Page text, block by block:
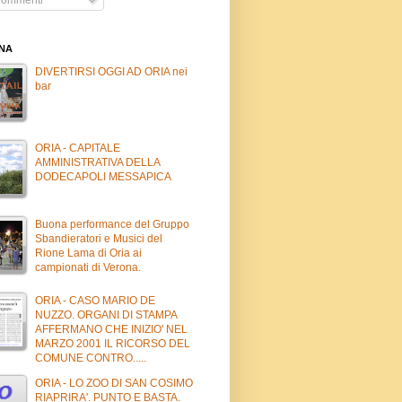
DIVERTIRSI OGGI AD ORIA nei
bar
ORIA - CAPITALE
AMMINISTRATIVA DELLA
DODECAPOLI MESSAPICA
Buona performance del Gruppo
Sbandieratori e Musici del
Rione Lama di Oria ai
campionati di Verona.
ORIA - CASO MARIO DE
NUZZO. ORGANI DI STAMPA
AFFERMANO CHE INIZIO' NEL
MARZO 2001 IL RICORSO DEL
COMUNE CONTRO.....
ORIA - LO ZOO DI SAN COSIMO
RIAPRIRA'. PUNTO E BASTA.